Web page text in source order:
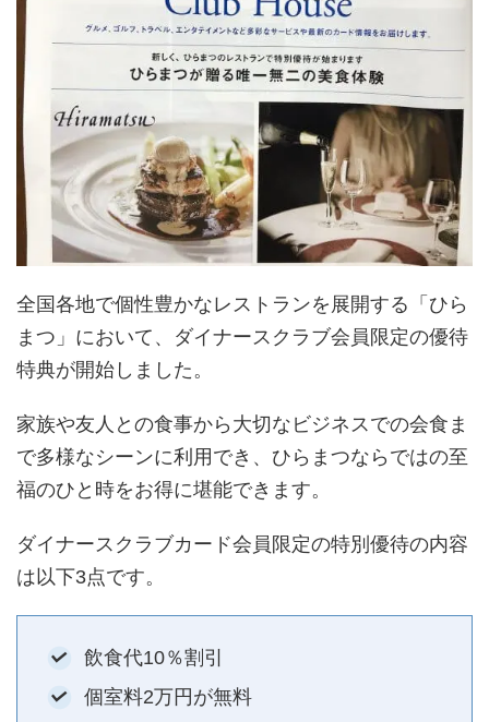
全国各地で個性豊かなレストランを展開する「ひら
まつ」において、ダイナースクラブ会員限定の優待
特典が開始しました。
家族や友人との食事から大切なビジネスでの会食ま
で多様なシーンに利用でき、ひらまつならではの至
福のひと時をお得に堪能できます。
ダイナースクラブカード会員限定の特別優待の内容
は以下3点です。
飲食代10％割引
個室料2万円が無料